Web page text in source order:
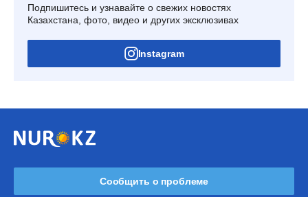
Подпишитесь и узнавайте о свежих новостях
Казахстана, фото, видео и других эксклюзивах
Instagram
Сообщить о проблеме